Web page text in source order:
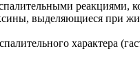
реакциями,
выделяющиеся при
характера